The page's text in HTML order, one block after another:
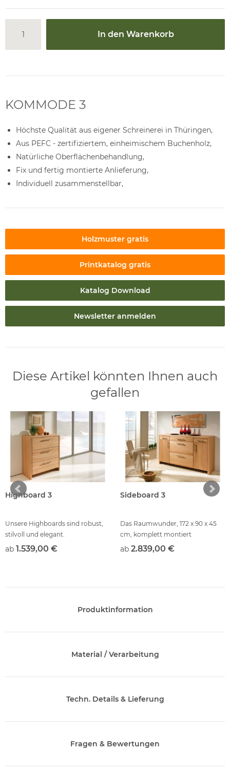
In den Warenkorb
KOMMODE 3
Höchste Qualität aus eigener Schreinerei in Thüringen,
Aus PEFC - zertifiziertem, einheimischem Buchenholz,
Natürliche Oberflächenbehandlung,
Fix und fertig montierte Anlieferung,
Individuell zusammenstellbar,
Holzmuster gratis
Printkatalog gratis
Katalog Download
Newsletter anmelden
Diese Artikel könnten Ihnen auch
gefallen
Highboard 3
Unsere Highboards sind robust,
stilvoll und elegant.
ab 1.539,00 €
Sideboard 3
Das Raumwunder, 172 x 90 x 45
cm, komplett montiert
ab 2.839,00 €
Produktinformation
Material / Verarbeitung
Techn. Details & Lieferung
Fragen & Bewertungen